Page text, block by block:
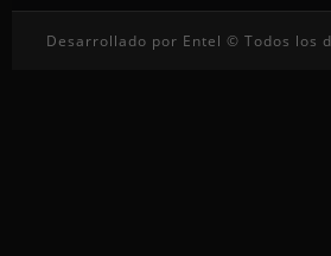
Desarrollado por Entel © Todos los